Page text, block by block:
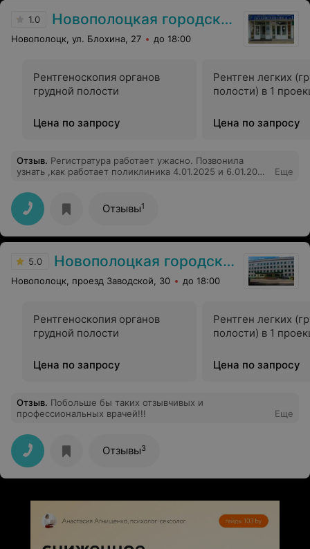
страже самого главного, что у нас есть- нашего
1.0 Новополоцкая городская поликлиника №1
Новополоцк, ул. Блохина, 27 до 18:00
Рентгеноскопия органов
грудной полости
Цена по запросу
Рентген легких
полости) в 1
Цена по запросу
Отзыв. Регистратура работает ужасно. Позвонила
узнать ,как работает поликлиника 4.01.2025 и 6.01.2025
8.01 2025. А оказывается работает.
Еще
Отзывы1
5.0 Новополоцкая городская поликлиника №4
Новополоцк, проезд Заводской, 30 до 18:00
Рентгеноскопия органов
грудной полости
Цена по запросу
Рентген легких
полости) в 1
Цена по запросу
Отзыв. Побольше бы таких отзывчивых и
профессиональных врачей!!!
Еще
Отзывы3